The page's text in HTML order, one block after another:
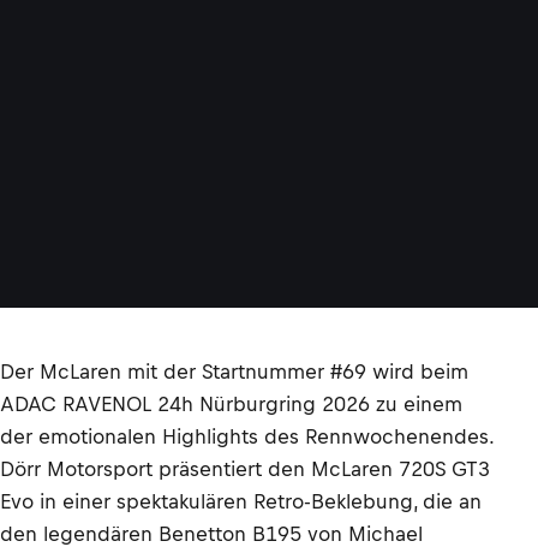
Der McLaren mit der Startnummer #69 wird beim
ADAC RAVENOL 24h Nürburgring 2026 zu einem
der emotionalen Highlights des Rennwochenendes.
Dörr Motorsport präsentiert den McLaren 720S GT3
Evo in einer spektakulären Retro-Beklebung, die an
den legendären Benetton B195 von Michael